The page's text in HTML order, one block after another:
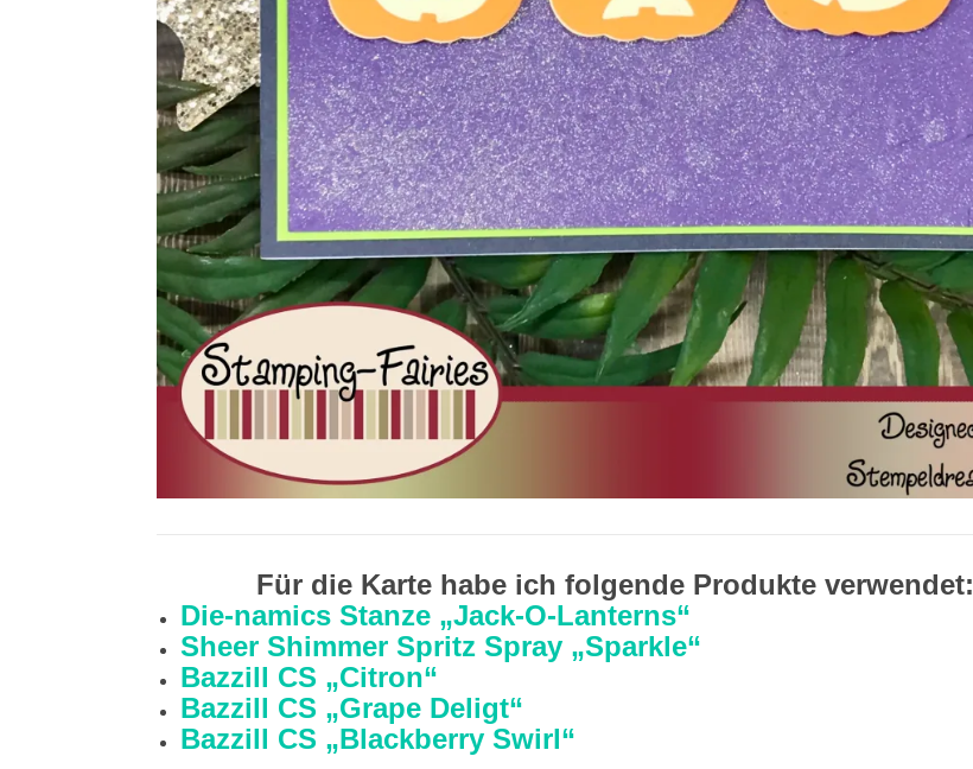
Für die Karte habe ich folgende Produkte verwendet:
Die-namics Stanze „Jack-O-Lanterns“
Sheer Shimmer Spritz Spray „Sparkle“
Bazzill CS „Citron“
Bazzill CS „Grape Deligt“
Bazzill CS „Blackberry Swirl“